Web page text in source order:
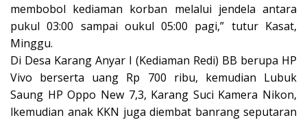
membobol kediaman korban melalui jendela antara
pukul 03:00 sampai oukul 05:00 pagi,” tutur Kasat,
Minggu.
Di Desa Karang Anyar I (Kediaman Redi) BB berupa HP
Vivo berserta uang Rp 700 ribu, kemudian Lubuk
Saung HP Oppo New 7,3, Karang Suci Kamera Nikon,
lkemudian anak KKN juga diembat banrang seputaran